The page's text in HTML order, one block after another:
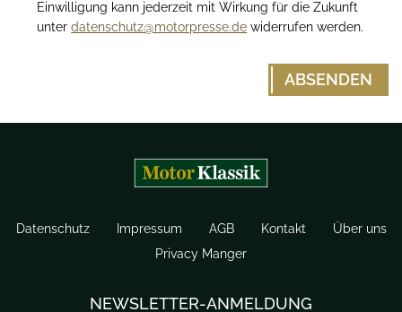
Einwilligung kann jederzeit mit Wirkung für die Zukunft
unterdatenschutz@motorpresse.de widerrufen werden.
Datenschutz Impressum AGB Kontakt
Über uns
Privacy Manger
NEWSLETTER-ANMELDUNG